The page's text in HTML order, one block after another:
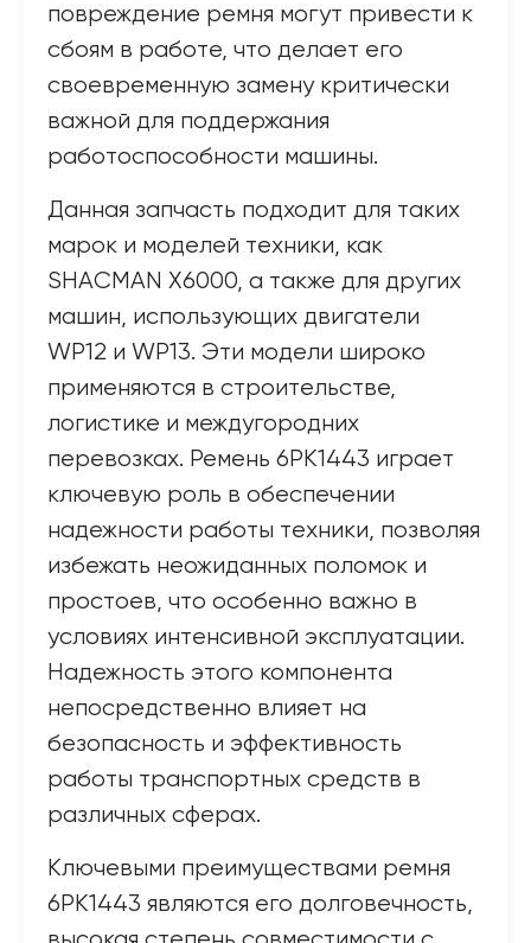
повреждение ремня могут привести к
сбоям в работе, что делает его
своевременную замену критически
важной для поддержания
работоспособности машины.
Данная запчасть подходит для таких
марок и моделей техники, как
SHACMAN X6000, а также для других
машин, использующих двигатели
WP12 и WP13. Эти модели широко
применяются в строительстве,
логистике и междугородних
перевозках. Ремень 6PK1443 играет
ключевую роль в обеспечении
надежности работы техники, позволяя
избежать неожиданных поломок и
простоев, что особенно важно в
условиях интенсивной эксплуатации.
Надежность этого компонента
непосредственно влияет на
безопасность и эффективность
работы транспортных средств в
различных сферах.
Ключевыми преимуществами ремня
6PK1443 являются его долговечность,